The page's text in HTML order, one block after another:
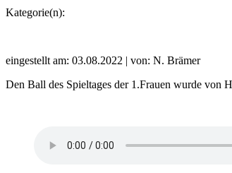
Kategorie(n):
eingestellt am: 03.08.2022 | von: N. Brämer
Den Ball des Spieltages der 1.Frauen wurde von